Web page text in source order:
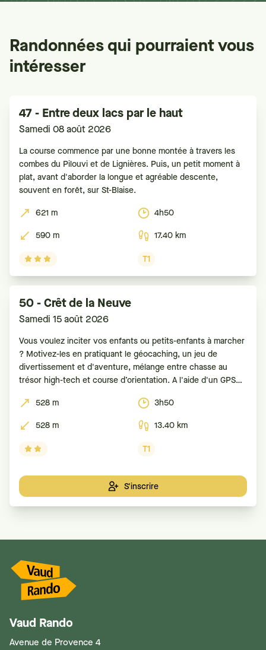
Randonnées qui pourraient vous
intéresser
47 - Entre deux lacs par le haut
Samedi 08 août 2026
La course commence par une bonne montée à travers les
combes du Pilouvi et de Lignières. Puis, un petit moment à
plat, avant d'aborder la longue et agréable descente,
souvent en forêt, sur St-Blaise.
621 m
4h50
590 m
17.40 km
T1
50 - Crêt de la Neuve
Samedi 15 août 2026
Vous voulez inciter vos enfants ou petits-enfants à marcher
? Motivez-les en pratiquant le géocaching, un jeu de
divertissement et d'aventure, mélange entre chasse au
trésor high-tech et course d’orientation. A l'aide d'un GPS
(appelées caches ou géocaches) dissimulées. Pour
528 m
3h50
528 m
13.40 km
T1
S'inscrire
Vaud Rando
Avenue de Provence 4